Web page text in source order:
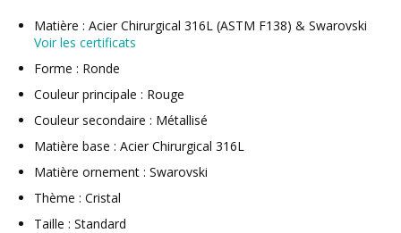
Matière : Acier Chirurgical 316L (ASTM F138) & Swarovski
Voir les certificats
Forme : Ronde
Couleur principale : Rouge
Couleur secondaire : Métallisé
Matière base : Acier Chirurgical 316L
Matière ornement : Swarovski
Thème : Cristal
Taille : Standard